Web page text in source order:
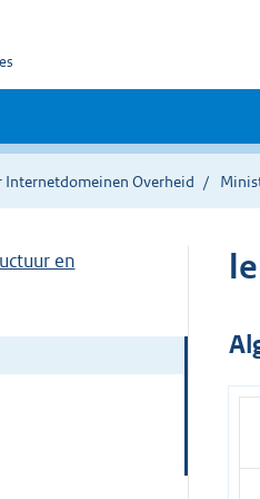
Internetdomeinen Overheid
en